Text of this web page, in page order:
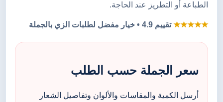
الطباعة أو التطريز عند الحاجة.
★★★★★تقييم 4.9 • خيار مفضل لطلبات الزي بالجملة
سعر الجملة حسب الطلب
أرسل الكمية والمقاسات والألوان وتفاصيل الشعار